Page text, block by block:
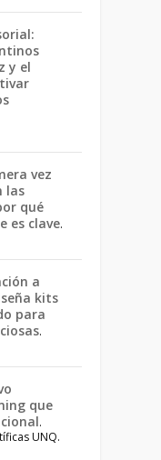
y el
vez
las
qué
es clave.
a
kits
para
.
que
.
UNQ.